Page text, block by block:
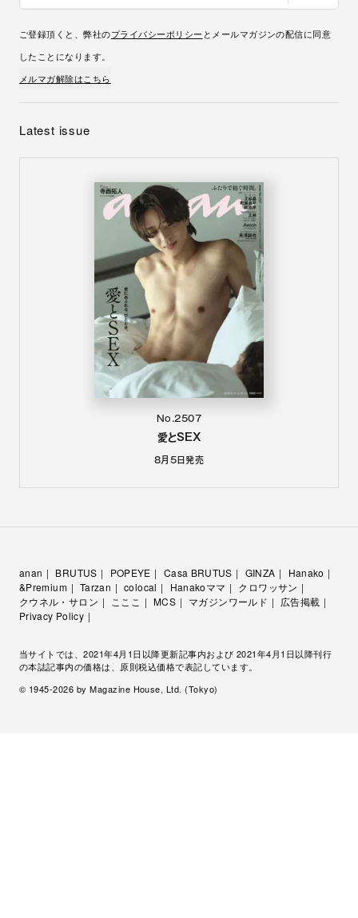
ご登録頂くと、弊社のプライバシーポリシー とメールマガジンの配信に同意
したことになります。
メルマガ解除はこちら
Latest issue
No.2507
愛とSEX
8月5日発売
anan BRUTUS POPEYE Casa BRUTUS GINZA
Hanako
&Premium
Tarzan colocal Hanakoママ
クロワッサン
クウネル・サロン
こここ MCS マガジンワールド
広告掲載
Privacy Policy
当サイトでは、2021年4月1日以降更新記事内および 2021年4月1日以降刊行
の本誌記事内の価格は、原則税込価格で表記しています。
© 1945-2026 by Magazine House, Ltd. (Tokyo)